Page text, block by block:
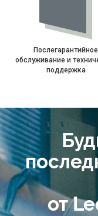
Послегарантийное
обслуживание и
поддержка
от